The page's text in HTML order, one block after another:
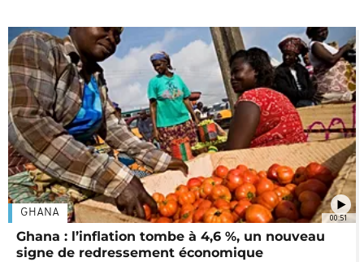
00:51
GHANA
Ghana : l’inflation tombe à 4,6 %, un nouveau
signe de redressement économique